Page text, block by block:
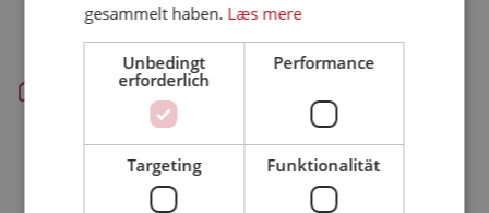
Aars - slagteri og produktion:
Danpo A/S
Vestre Skovvej 3
DK-9600 Aars
Skanderborg - administration:
Danpo A/S
Krøyer Kielbergs Vej 3, 5. sal
gesammelt haben. Læs mere
Unbedingt
erforderlich
Performance
Targeting Funktionalität